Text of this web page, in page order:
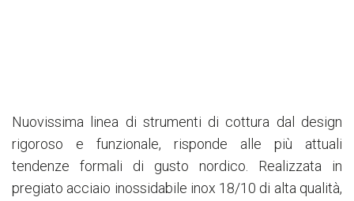
Nuovissima linea di strumenti di cottura dal design
rigoroso e funzionale, risponde alle più attuali
tendenze formali di gusto nordico. Realizzata in
pregiato acciaio inossidabile inox 18/10 di alta qualità,